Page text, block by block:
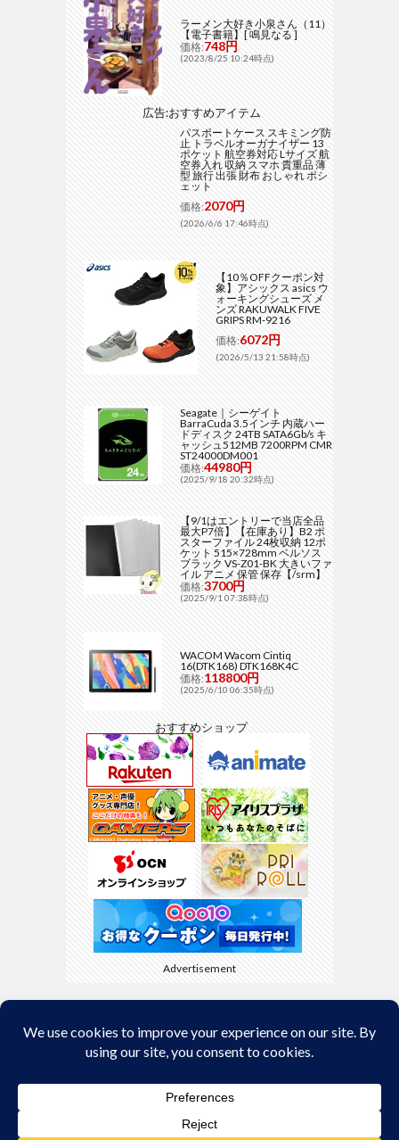
ラーメン大好き小泉さん（11）
【電子書籍】[ 鳴見なる ]
価格:748円
(2023/8/25 10:24時点)
広告:おすすめアイテム
パスポートケース スキミング防
止 トラベルオーガナイザー 13
ポケット 航空券対応 Lサイズ 航
空券入れ 収納 スマホ 貴重品 薄
型 旅行 出張 財布 おしゃれ ポシ
ェット
価格:2070円
(2026/6/6 17:46時点)
【10％OFFクーポン対
象】アシックス asics ウ
ォーキングシューズ メ
ンズ RAKUWALK FIVE
GRIPS RM-9216
価格:6072円
(2026/5/13 21:58時点)
Seagate｜シーゲイト
BarraCuda 3.5インチ 内蔵ハー
ドディスク 24TB SATA6Gb/s キ
ャッシュ512MB 7200RPM CMR
ST24000DM001
価格:44980円
(2025/9/18 20:32時点)
【9/1はエントリーで当店全品
最大P7倍】【在庫あり】B2 ポ
スターファイル 24枚収納 12ポ
ケット 515×728mm ベルソス
ブラック VS-Z01-BK 大きいファ
イル アニメ 保管 保存【/srm】
価格:3700円
(2025/9/1 07:38時点)
WACOM Wacom Cintiq
16(DTK168) DTK168K4C
価格:118800円
(2025/6/10 06:35時点)
おすすめショップ
Advertisement
Back to Top